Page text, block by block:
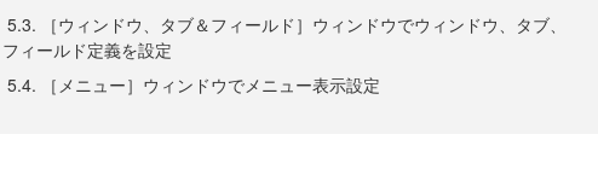
5.3. ［ウィンドウ、タブ＆フィールド］ウィンドウでウィンドウ、タブ、
フィールド定義を設定
5.4. ［メニュー］ウィンドウでメニュー表示設定